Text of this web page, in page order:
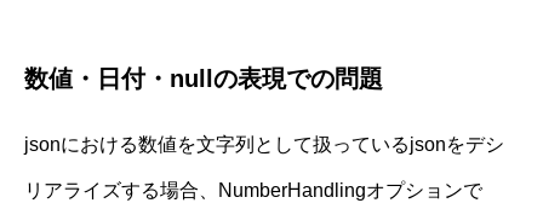
数値・日付・nullの表現での問題
jsonにおける数値を文字列として扱っているjsonをデシ
リアライズする場合、NumberHandlingオプションで